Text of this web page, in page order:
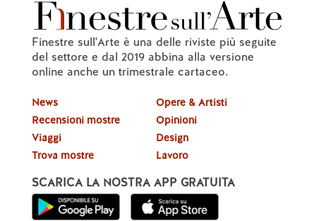
Finestre sull'Arte è una delle riviste più seguite
del settore e dal 2019 abbina alla versione
online anche un trimestrale cartaceo.
News
Recensioni mostre
Viaggi
Trova mostre
Opere & Artisti
Opinioni
Design
Lavoro
SCARICA LA NOSTRA APP GRATUITA